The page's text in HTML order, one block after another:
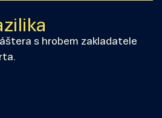
s hrobem zakladatele